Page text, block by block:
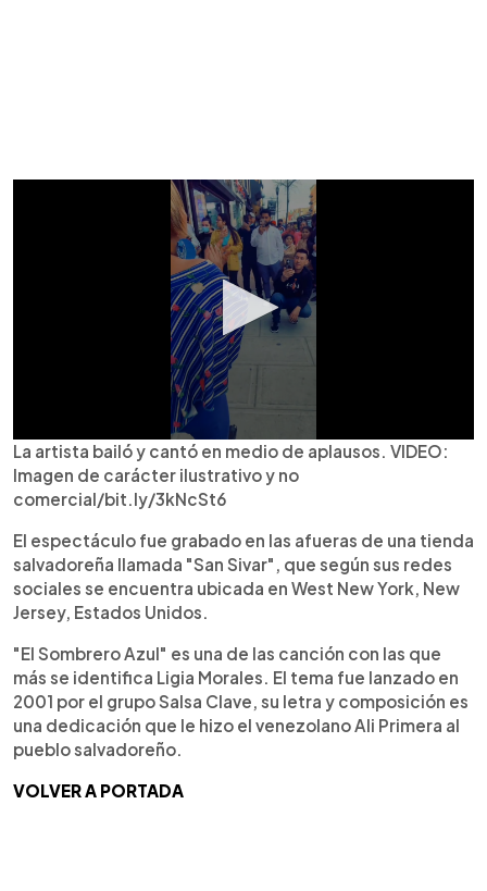
La artista bailó y cantó en medio de aplausos. VIDEO:
Imagen de carácter ilustrativo y no
comercial/bit.ly/3kNcSt6
El espectáculo fue grabado en las afueras de una tienda
salvadoreña llamada "San Sivar", que según sus redes
sociales se encuentra ubicada en West New York, New
Jersey, Estados Unidos.
"El Sombrero Azul" es una de las canción con las que
más se identifica Ligia Morales. El tema fue lanzado en
2001 por el grupo Salsa Clave, su letra y composición es
una dedicación que le hizo el venezolano Ali Primera al
pueblo salvadoreño.
VOLVER A PORTADA